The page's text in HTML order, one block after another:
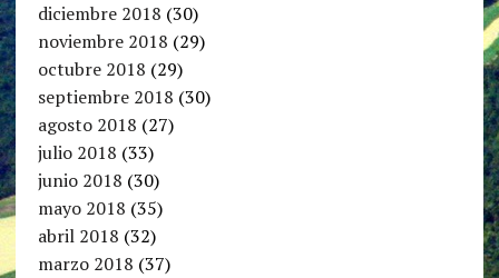
diciembre 2018 (30)
noviembre 2018 (29)
octubre 2018 (29)
septiembre 2018 (30)
agosto 2018 (27)
julio 2018 (33)
junio 2018 (30)
mayo 2018 (35)
abril 2018 (32)
marzo 2018 (37)